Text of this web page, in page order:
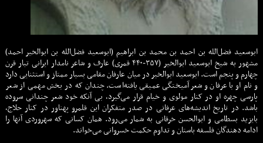
ابوسعید فضل‌الله بن احمد بن محمد بن ابراهیم (ابوسعید فضل‌الله بن ابوالخیر احمد)
مشهور به شیخ ابوسعید ابوالخیر (۳۵۷-۴۴۰ قمری) عارف و شاعر نامدار ایرانی تبار قرن
چهارم و پنجم است. ابوسعید ابوالخیر در میان عارفان مقامی بسیار ممتاز و استثنایی دارد
و نام او با عرفان و شعر آمیختگی عمیقی یافته‌است. چندان که در بخش مهمی از شعر
پارسی چهره او در کنار مولوی و خیام قرار می‌گیرد، بی آنکه خود شعر چندانی سروده
باشد. در تاریخ اندیشه‌های عرفانی در صدر متفکران این قلمرو پهناور در کنار حلاج،
بایزید بسطامی و ابوالحسن خرقانی به شمار می‌رود. همان کسانی که سهروردی آنها را
ادامه دهندگان فلسفه باستان و تداوم حکمت خسروانی می‌خواند.